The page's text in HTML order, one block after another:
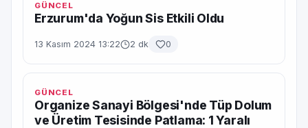
GÜNCEL
Erzurum'da Yoğun Sis Etkili Oldu
13 Kasım 2024 13:22 2 dk 0
GÜNCEL
Organize Sanayi Bölgesi'nde Tüp Dolum
ve Üretim Tesisinde Patlama: 1 Yaralı